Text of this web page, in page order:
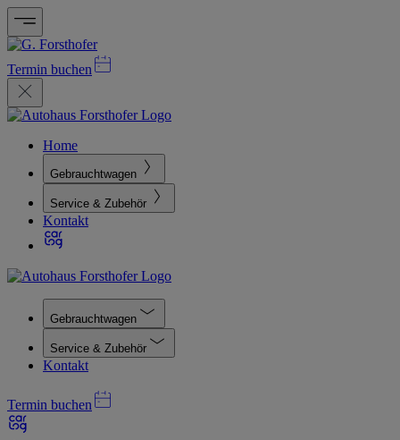
Termin buchen
Home
Gebrauchtwagen
Service & Zubehör
Kontakt
Gebrauchtwagen
Service & Zubehör
Kontakt
Termin buchen